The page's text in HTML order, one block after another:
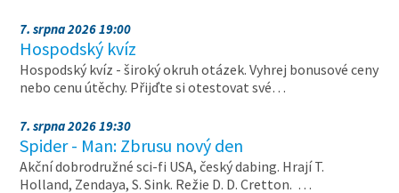
7. srpna 2026 19:00
Hospodský kvíz
Hospodský kvíz - široký okruh otázek. Vyhrej bonusové ceny
nebo cenu útěchy. Přijďte si otestovat své…
7. srpna 2026 19:30
Spider - Man: Zbrusu nový den
Akční dobrodružné sci-fi USA, český dabing. Hrají T.
Holland, Zendaya, S. Sink. Režie D. D. Cretton. …